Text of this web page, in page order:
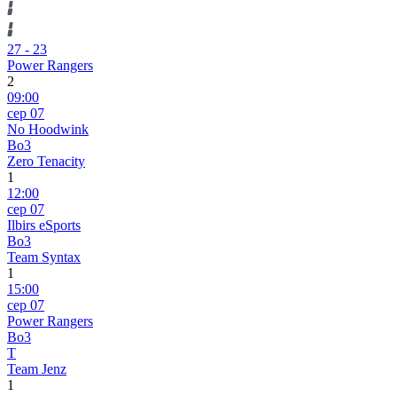
27 - 23
Power Rangers
2
09:00
сер 07
No Hoodwink
Bo3
Zero Tenacity
1
12:00
сер 07
Ilbirs eSports
Bo3
Team Syntax
1
15:00
сер 07
Power Rangers
Bo3
T
Team Jenz
1